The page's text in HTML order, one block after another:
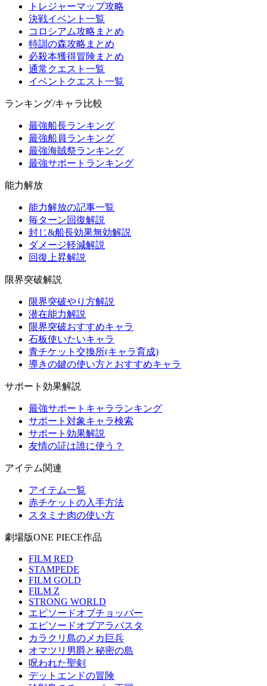
トレジャーマップ攻略
決戦イベント一覧
コロシアム攻略まとめ
特訓の森攻略まとめ
必殺本獲得冒険まとめ
通常クエスト一覧
イベントクエスト一覧
ランキング/キャラ比較
最強船長ランキング
最強船員ランキング
最強海賊祭ランキング
最強サポートランキング
能力解放
能力解放の記事一覧
毎ターン回復解説
封じ&船長効果無効解説
ダメージ軽減解説
回復上昇解説
限界突破解説
限界突破やり方解説
潜在能力解説
限界突破おすすめキャラ
石板使いたいキャラ
青チケット交換所(キャラ育成)
導きの鍵の使い方とおすすめキャラ
サポート効果解説
最強サポートキャラランキング
サポート対象キャラ検索
サポート効果解説
友情の証は誰に使う？
アイテム関連
アイテム一覧
赤チケットの入手方法
スタミナ肉の使い方
劇場版ONE PIECE作品
FILM RED
STAMPEDE
FILM GOLD
FILM Z
STRONG WORLD
エピソードオブチョッパー
エピソードオブアラバスタ
カラクリ島のメカ巨兵
オマツリ男爵と秘密の島
呪われた聖剣
デットエンドの冒険